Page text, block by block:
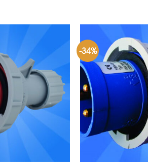
-34%